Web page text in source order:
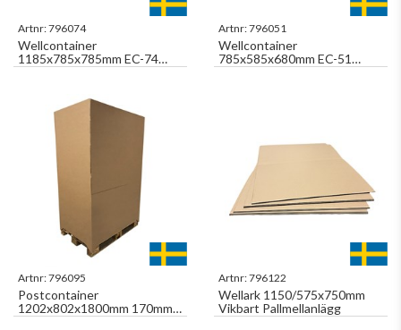
Artnr:796074
Wellcontainer
1185x785x785mm EC-74
Dubbelwell Halvslits,
Artnr:796051
Wellcontainer
785x585x680mm EC-51
Dubbelwell Pallanpassad
Artnr:796095
Postcontainer
1202x802x1800mm 170mm
bottenflikar med hörnlåsning
Artnr:796122
Wellark 1150/575x750mm
Vikbart Pallmellanlägg